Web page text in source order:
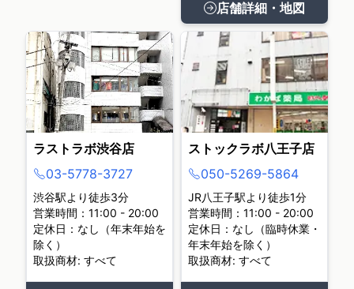
店舗詳細・地図
ラストラボ渋谷店
03-5778-3727
渋谷駅より徒歩3分
営業時間：11:00 - 20:00
定休日：なし（年末年始を
除く）
取扱商材: すべて
ストックラボ八王子店
050-5269-5864
JR八王子駅より徒歩1分
営業時間：11:00 - 20:00
定休日：なし（臨時休業・
年末年始を除く）
取扱商材: すべて